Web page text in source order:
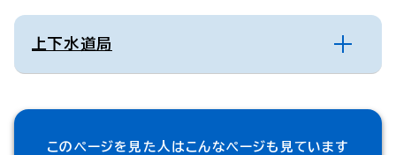
上下水道局
このページを見た人はこんなページも見ています